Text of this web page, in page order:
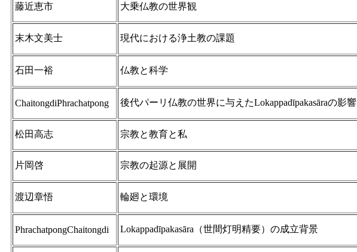
藤近恵市 大乗仏教の世界観
末木文美士 現代における浄土教の課題
石田一裕 仏教と科学
ChaitongdiPhrachatpong 後代パーリ仏教の世界に与えたLokappadīpakasāraの影響
松田高志 宗教と教育と私
片岡啓 宗教の起源と展開
渡辺章悟 輪廻と環境
PhrachatpongChaitongdi Lokappadīpakasāra（世間灯明精要）の成立背景